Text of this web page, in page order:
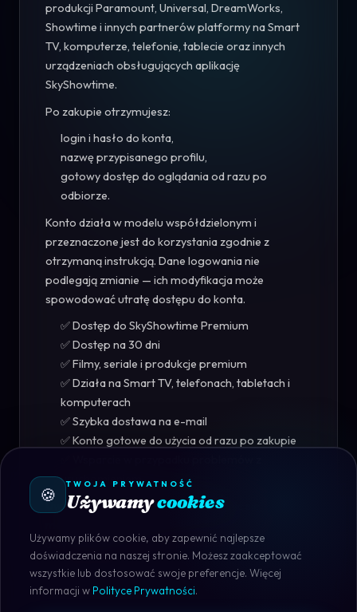
produkcji Paramount, Universal, DreamWorks,
Showtime i innych partnerów platformy na Smart
TV, komputerze, telefonie, tablecie oraz innych
urządzeniach obsługujących aplikację
SkyShowtime.
Po zakupie otrzymujesz:
login i hasło do konta,
nazwę przypisanego profilu,
gotowy dostęp do oglądania od razu po
odbiorze.
Konto działa w modelu współdzielonym i
przeznaczone jest do korzystania zgodnie z
otrzymaną instrukcją. Dane logowania nie
podlegają zmianie — ich modyfikacja może
spowodować utratę dostępu do konta.
✅ Dostęp do SkyShowtime Premium
✅ Dostęp na 30 dni
✅ Filmy, seriale i produkcje premium
✅ Działa na Smart TV, telefonach, tabletach i
komputerach
✅ Szybka dostawa na e-mail
✅ Konto gotowe do użycia od razu po zakupie
uruchomieniem
Uwaga:ważność dostępu może różnić się
aktywacji konta.
🍪
TWOJA PRYWATNOŚĆ
Używamycookies
Używamy plików cookie, aby zapewnić najlepsze
doświadczenia na naszej stronie. Możesz zaakceptować
wszystkie lub dostosować swoje preferencje. Więcej
informacji w Polityce Prywatności.